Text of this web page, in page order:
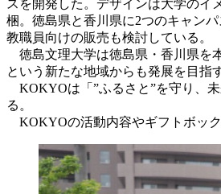
スを開発した。デザインは大学のイ
梱。徳島県と香川県に2つのキャン
教職員向けの販売も検討している。
徳島文理大学は徳島県・香川県を
という新たな地域からも発展を目指
KOKYOは「”ふるさと”を守り、
る。
KOKYOの活動内容やギフトボック